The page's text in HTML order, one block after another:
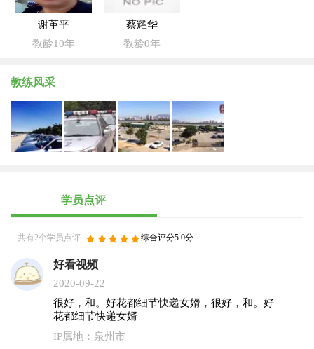
谢革平
教龄10年
蔡耀华
教龄0年
教练风采
学员点评
共有2个学员点评 综合评分5.0分
好看视频
2020-09-22
很好，和。好花都细节快递女婿，很好，和。好
花都细节快递女婿
IP属地：泉州市